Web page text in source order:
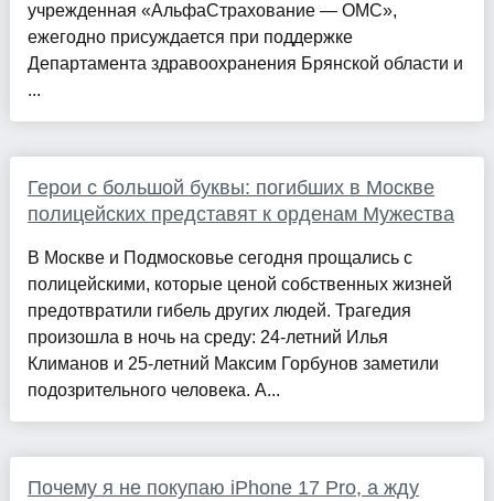
учрежденная «АльфаСтрахование — ОМС»,
ежегодно присуждается при поддержке
Департамента здравоохранения Брянской области и
...
Герои с большой буквы: погибших в Москве
полицейских представят к орденам Мужества
В Москве и Подмосковье сегодня прощались с
полицейскими, которые ценой собственных жизней
предотвратили гибель других людей. Трагедия
произошла в ночь на среду: 24-летний Илья
Климанов и 25-летний Максим Горбунов заметили
подозрительного человека. А...
Почему я не покупаю iPhone 17 Pro, а жду